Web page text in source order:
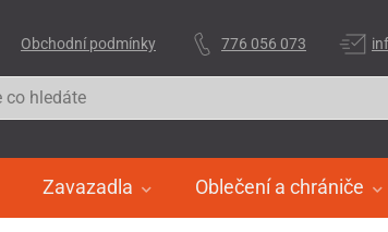
Zavazadla Oblečení a chrániče
Obchodní podmínky 776 056 073